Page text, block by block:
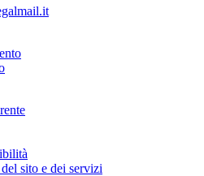
sito e dei servizi